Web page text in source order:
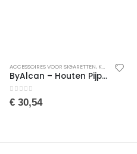
,SIGARETTENDOOSJES,TAFELACCESSOIRES
ACCESSOIRES VOOR SIGARETTEN, KOKEN & TAFELEN
ByAlcan – Houten Pijp – Acryl Body – Dunne Fopspeen – Met Metalen Kamer – Metalen Hals – Hout Patroon – Pijp Roken – Met Actief Filter – 13 cm – 125 gr
0van de 5
€ 30,54